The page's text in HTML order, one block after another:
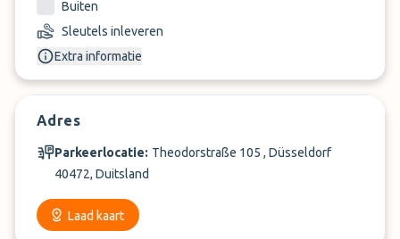
Buiten
Sleutels inleveren
Extra informatie
Adres
Parkeerlocatie: Theodorstraße 105 , Düsseldorf
40472, Duitsland
Laad kaart